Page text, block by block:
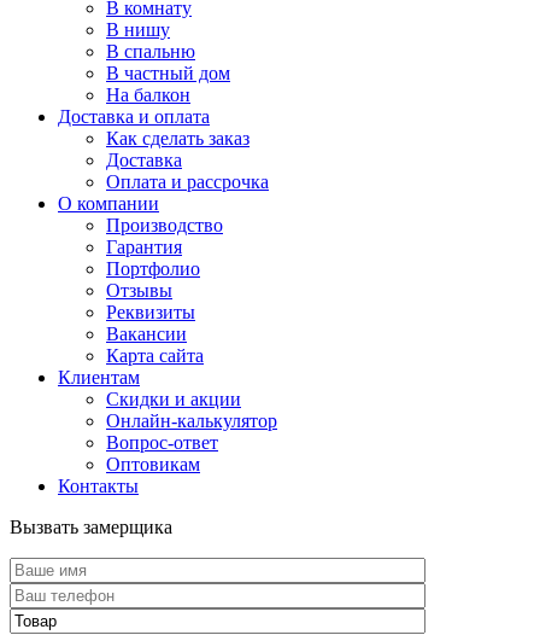
В комнату
В нишу
В спальню
В частный дом
На балкон
Доставка и оплата
Как сделать заказ
Доставка
Оплата и рассрочка
О компании
Производство
Гарантия
Портфолио
Отзывы
Реквизиты
Вакансии
Карта сайта
Клиентам
Скидки и акции
Онлайн-калькулятор
Вопрос-ответ
Оптовикам
Контакты
Вызвать замерщика